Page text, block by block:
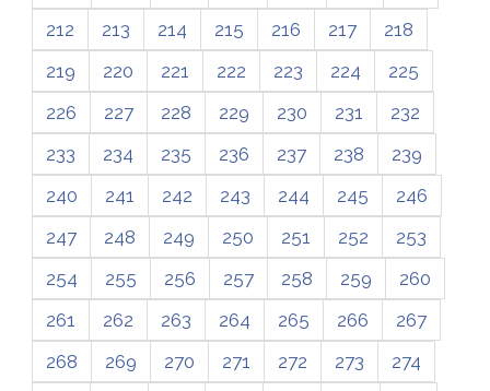
212
213 214 215 216 217
218
219
220 221 222 223 224
225
226
227 228 229 230 231
232
233
234 235 236 237 238
239
240
241 242 243 244 245
246
247
248 249 250 251 252
253
254
255 256 257 258 259
260
261
262 263 264 265 266
267
268
269 270 271 272 273
274